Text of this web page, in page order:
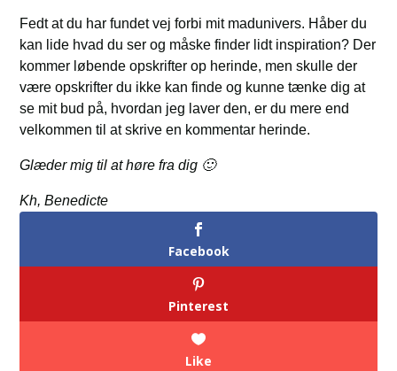
Fedt at du har fundet vej forbi mit madunivers. Håber du
kan lide hvad du ser og måske finder lidt inspiration? Der
kommer løbende opskrifter op herinde, men skulle der
være opskrifter du ikke kan finde og kunne tænke dig at
se mit bud på, hvordan jeg laver den, er du mere end
velkommen til at skrive en kommentar herinde.
Glæder mig til at høre fra dig 🙂
Kh, Benedicte
Facebook
Pinterest
Like